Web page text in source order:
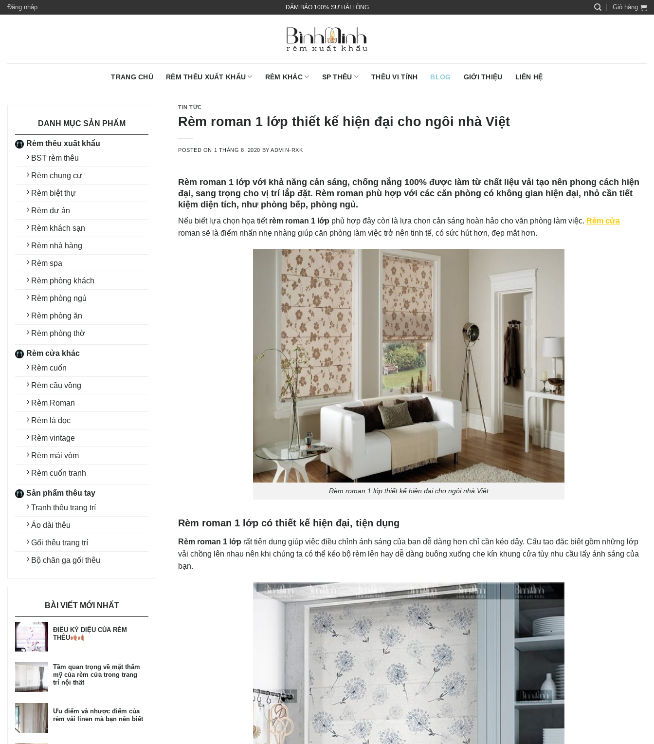
SkipĐăng nhập ĐẢM BẢO 100% SỰ HÀI LÒNG Giỏ hàng
TRANG CHỦ RÈM THÊU XUẤT KHẨU RÈM KHÁC SP THÊU THÊU VI TÍNH BLOG GIỚI THIỆU LIÊN HỆ
DANH MỤC SẢN PHẨM
Rèm thêu xuất khẩu
BST rèm thêu
Rèm chung cư
Rèm biệt thự
Rèm dự án
Rèm khách sạn
Rèm nhà hàng
Rèm spa
Rèm phòng khách
Rèm phòng ngủ
Rèm phòng ăn
Rèm phòng thờ
Rèm cửa khác
Rèm cuốn
Rèm cầu vồng
Rèm Roman
Rèm lá dọc
Rèm vintage
Rèm mái vòm
Rèm cuốn tranh
Sản phẩm thêu tay
Tranh thêu trang trí
Áo dài thêu
Gối thêu trang trí
Bộ chăn ga gối thêu
BÀI VIẾT MỚI NHẤT
ĐIỀU KỲ DIỆU CỦA RÈM
THÊU
Tầm quan trọng về mặt thẩm
mỹ của rèm cửa trong trang
trí nội thất
Ưu điểm và nhược điểm của
rèm vải linen mà bạn nên biết
TIN TỨC
Rèm roman 1 lớp thiết kế hiện đại cho ngôi nhà Việt
POSTED ON 1 THÁNG 8, 2020 BYADMIN-RXK
Rèm roman 1 lớp với khả năng cản sáng, chống nắng 100% được làm từ chất liệu vải tạo nên phong cách hiện
đại, sang trọng cho vị trí lắp đặt. Rèm roman phù hợp với các căn phòng có không gian hiện đại, nhỏ cần tiết
kiệm diện tích, như phòng bếp, phòng ngủ.
Nếu biết lựa chọn họa tiết rèm roman 1 lớp phù hợp đây còn là lựa chọn cản sáng hoàn hảo cho văn phòng làm việc. Rèm cửa
roman sẽ là điểm nhấn nhẹ nhàng giúp căn phòng làm việc trở nên tinh tế, có sức hút hơn, đẹp mắt hơn.
Rèm roman 1 lớp thiết kế hiện đại cho ngôi nhà Việt
Rèm roman 1 lớp có thiết kế hiện đại, tiện dụng
Rèm roman 1 lớp rất tiện dụng giúp việc điều chỉnh ánh sáng của bạn dễ dàng hơn chỉ cần kéo dây. Cấu tạo đặc biệt gồm những lớp
vải chồng lên nhau nên khi chúng ta có thể kéo bộ rèm lên hay dễ dàng buông xuống che kín khung cửa tùy nhu cầu lấy ánh sáng của
bạn.